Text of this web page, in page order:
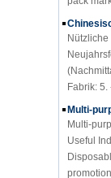
Nützliche
Fabrik: 5.
Multi-
Multi-
Useful